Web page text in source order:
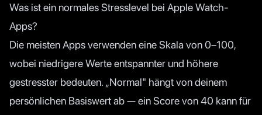
Was ist ein normales Stresslevel bei Apple Watch-
Apps?
Die meisten Apps verwenden eine Skala von 0–100,
wobei niedrigere Werte entspannter und höhere
gestresster bedeuten. „Normal" hängt von deinem
persönlichen Basiswert ab — ein Score von 40 kann für